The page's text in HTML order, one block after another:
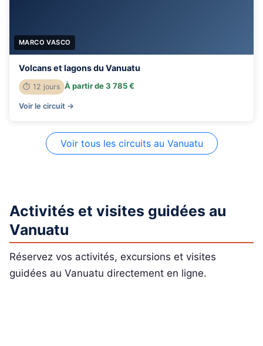
MARCO VASCO
Volcans et lagons du Vanuatu
⏱ 12 jours À partir de 3 785 €
Voir le circuit →
Voir tous les circuits au Vanuatu
Activités et visites guidées au
Vanuatu
Réservez vos activités, excursions et visites
guidées au Vanuatu directement en ligne.